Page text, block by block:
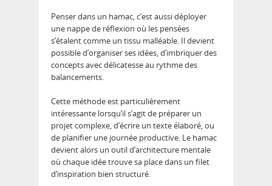
Penser dans un hamac, c’est aussi déployer
une nappe de réflexion où les pensées
s’étalent comme un tissu malléable. Il devient
possible d’organiser ses idées, d’imbriquer des
concepts avec délicatesse au rythme des
balancements.
Cette méthode est particulièrement
intéressante lorsqu’il s’agit de préparer un
projet complexe, d’écrire un texte élaboré, ou
de planifier une journée productive. Le hamac
devient alors un outil d’architecture mentale
où chaque idée trouve sa place dans un filet
d’inspiration bien structuré.